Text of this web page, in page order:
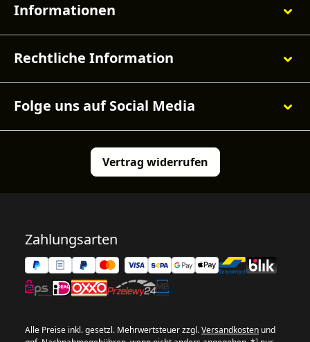
Informationen
Rechtliche Information
Folge uns auf Social Media
Vertrag widerrufen
Zahlungsarten
Alle Preise inkl. gesetzl. Mehrwertsteuer zzgl.Versandkosten und